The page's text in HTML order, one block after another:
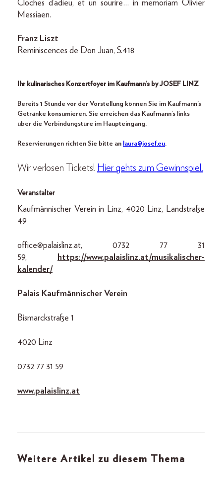
Cloches d’adieu, et un sourire… in memoriam Olivier
Messiaen.
Franz Liszt
Reminiscences de Don Juan, S.418
Ihr kulinarisches Konzertfoyer im Kaufmann’s by JOSEF LINZ
Bereits 1 Stunde vor der Vorstellung können Sie im Kaufmann’s
Getränke konsumieren. Sie erreichen das Kaufmann’s links
über die Verbindungstüre im Haupteingang.
Reservierungen richten Sie bitte an laura@josef.eu
Wir verlosen Tickets! Hier gehts zum Gewinnspiel.
Veranstalter
Kaufmännischer Verein in Linz, 4020 Linz, Landstraße
49
office@palaislinz.at, 0732 77 31
59,
https://www.palaislinz.at/musikalischer-
kalender/
Palais Kaufmännischer Verein
Bismarckstraße 1
4020 Linz
0732 77 31 59
www.palaislinz.at
Weitere Artikel zu diesem Thema